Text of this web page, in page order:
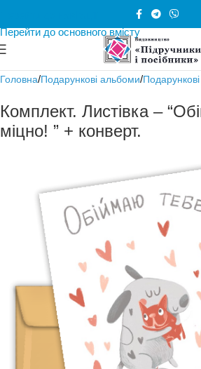
Перейти до основного вмісту
Головна/Подарункові альбоми/Подарункові
Комплект. Листівка –
міцно! ” + конверт.